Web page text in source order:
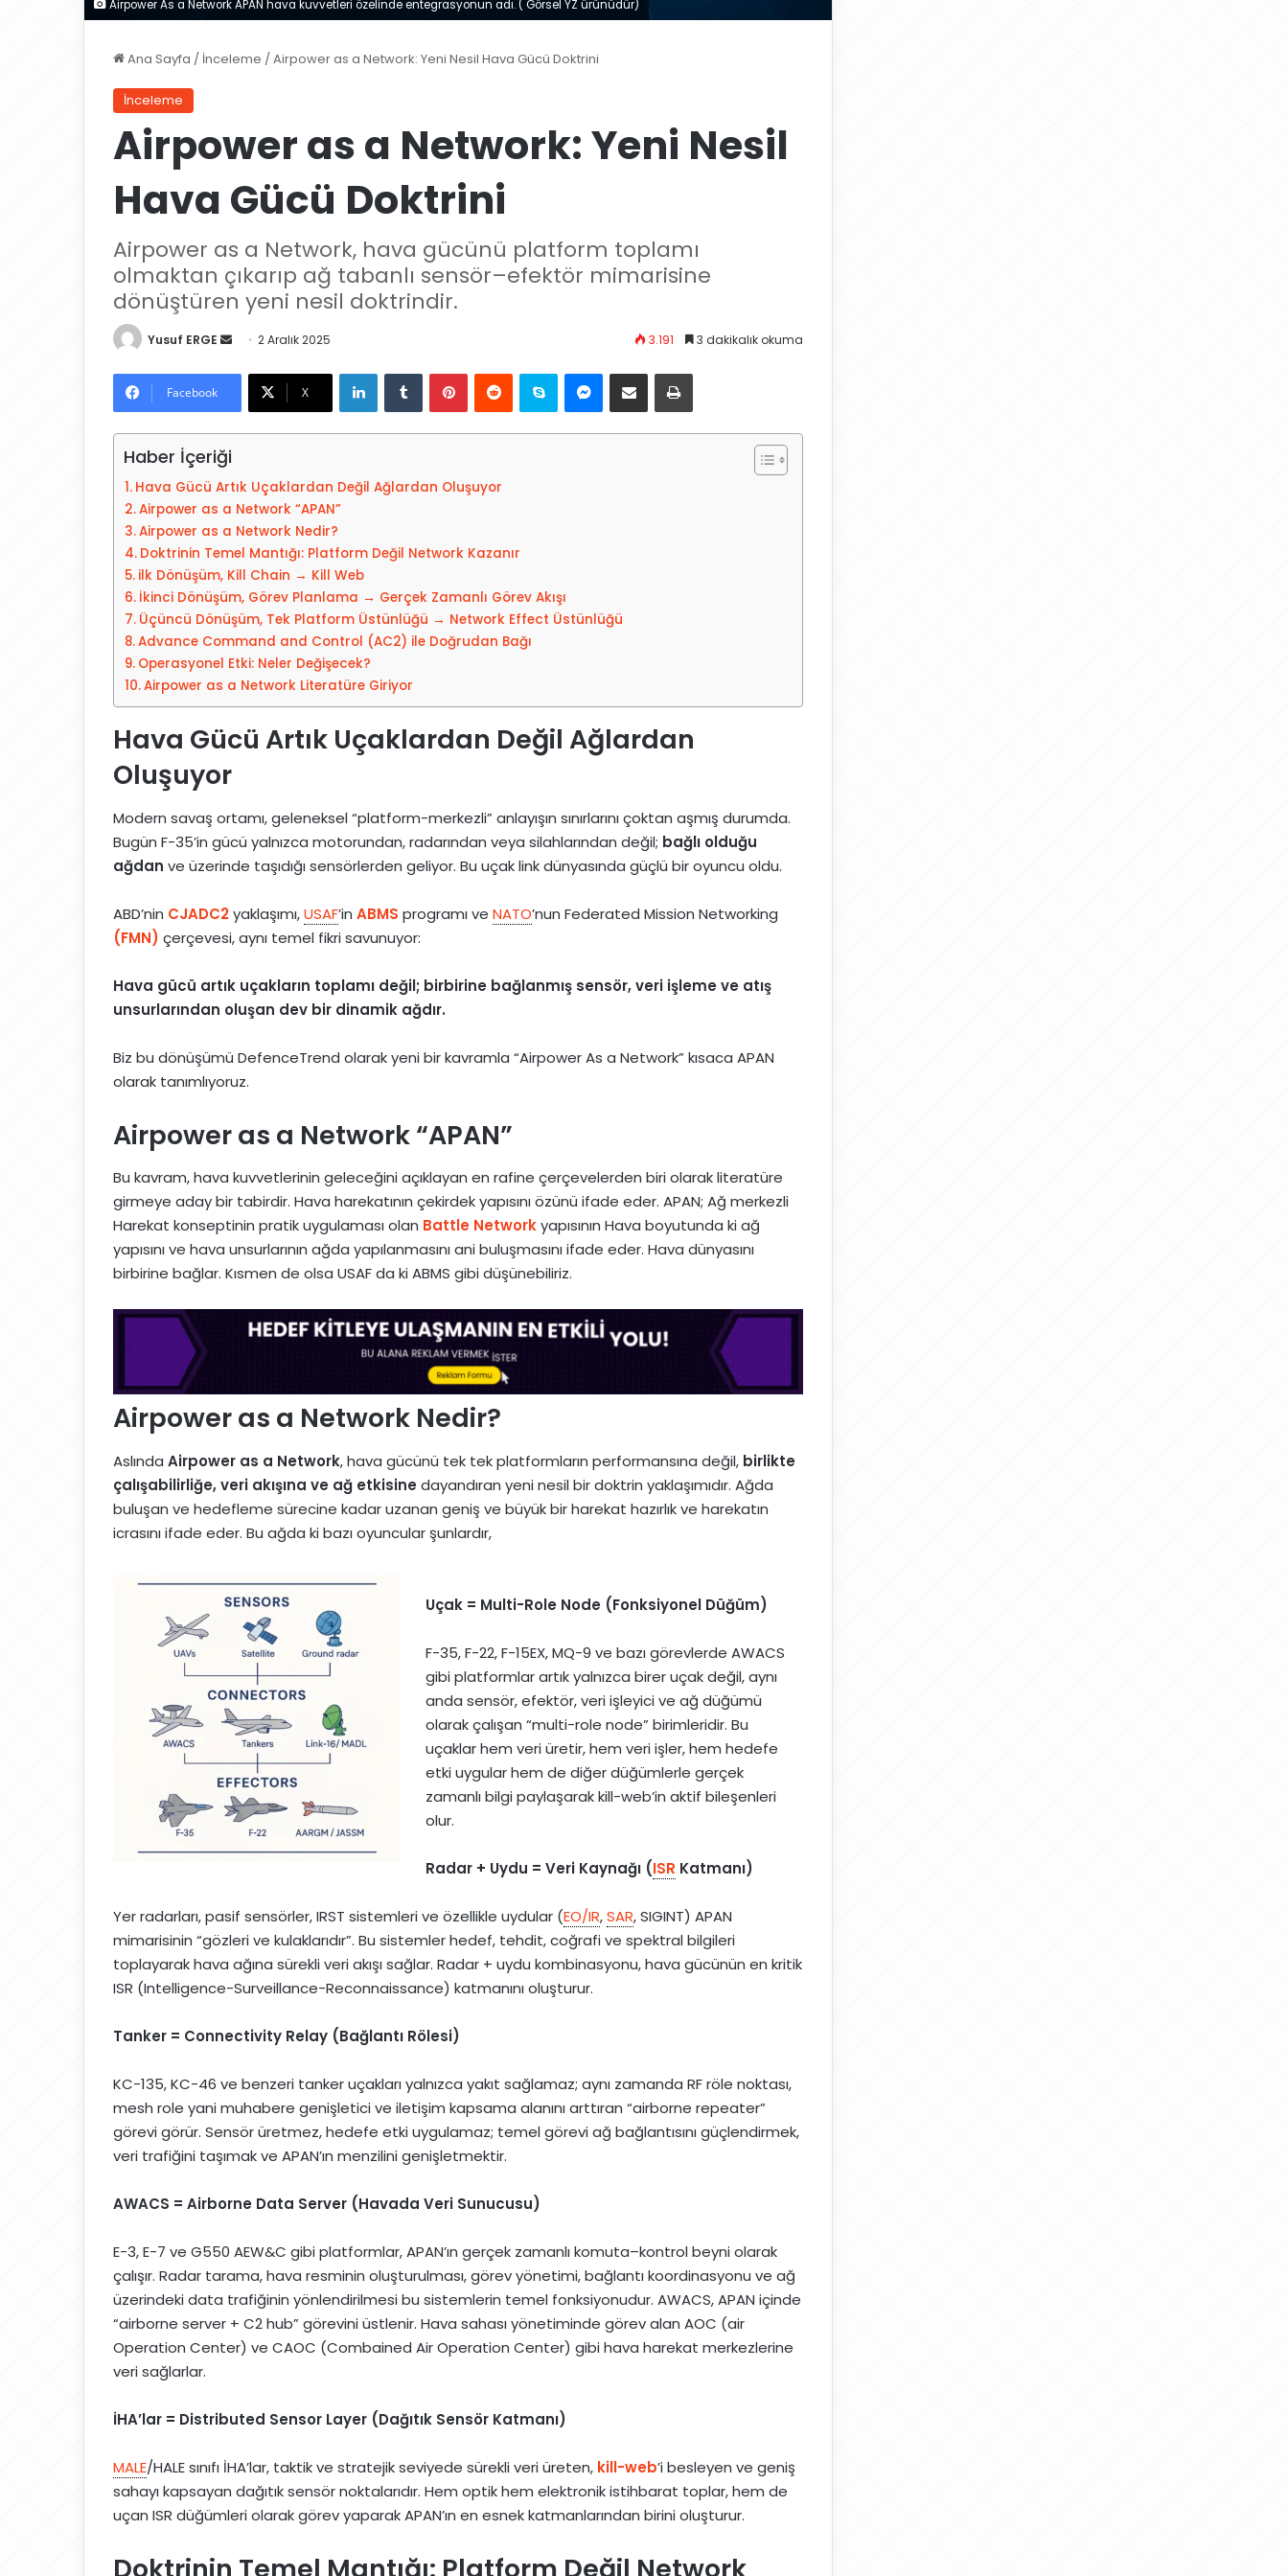
Airpower As a Network APAN hava kuvvetleri özelinde entegrasyonun adı. ( Görsel YZ ürünüdür)
Ana Sayfa / İnceleme / Airpower as a Network: Yeni Nesil Hava Gücü Doktrini
İnceleme
Airpower as a Network: Yeni Nesil
Hava Gücü Doktrini
Airpower as a Network, hava gücünü platform toplamı
olmaktan çıkarıp ağ tabanlı sensör–efektör mimarisine
dönüştüren yeni nesil doktrindir.
Yusuf ERGE
e
-
s
a
g
ö
n
d
e
r
m
e
k
2 Aralık 2025 3.191 3 dakikalık okuma
Facebook X
LinkedIn Skype
Haber İçeriği
Hava Gücü Artık Uçaklardan Değil Ağlardan Oluşuyor
Airpower as a Network “APAN”
Airpower as a Network Nedir?
Doktrinin Temel Mantığı: Platform Değil Network Kazanır
ilk Dönüşüm, Kill Chain → Kill Web
İkinci Dönüşüm, Görev Planlama → Gerçek Zamanlı Görev Akışı
Üçüncü Dönüşüm, Tek Platform Üstünlüğü → Network Effect Üstünlüğü
Advance Command and Control (AC2) ile Doğrudan Bağı
Operasyonel Etki: Neler Değişecek?
Airpower as a Network Literatüre Giriyor
Hava Gücü Artık Uçaklardan Değil Ağlardan
Oluşuyor
Modern savaş ortamı, geleneksel “platform-merkezli” anlayışın sınırlarını çoktan aşmış durumda.
Bugün F-35’in gücü yalnızca motorundan, radarından veya silahlarından değil; bağlı olduğu
ağdan ve üzerinde taşıdığı sensörlerden geliyor. Bu uçak link dünyasında güçlü bir oyuncu oldu.
ABD’nin CJADC2yaklaşımı,USAF’in ABMS programı ve NATO’nun Federated Mission Networking
(FMN) çerçevesi, aynı temel fikri savunuyor:
Hava gücü artık uçakların toplamı değil; birbirine bağlanmış sensör, veri işleme ve atış
unsurlarından oluşan dev bir dinamik ağdır.
Biz bu dönüşümü DefenceTrend olarak yeni bir kavramla “Airpower As a Network” kısaca APAN
olarak tanımlıyoruz.
Airpower as a Network “APAN”
Bu kavram, hava kuvvetlerinin geleceğini açıklayan en rafine çerçevelerden biri olarak literatüre
girmeye aday bir tabirdir. Hava harekatının çekirdek yapısını özünü ifade eder. APAN; Ağ merkezli
Harekat konseptinin pratik uygulaması olan Battle Networkyapısının Hava boyutunda ki ağ
yapısını ve hava unsurlarının ağda yapılanmasını ani buluşmasını ifade eder. Hava dünyasını
birbirine bağlar. Kısmen de olsa USAF da ki ABMS gibi düşünebiliriz.
Airpower as a Network Nedir?
Aslında Airpower as a Network, hava gücünü tek tek platformların performansına değil, birlikte
çalışabilirliğe, veri akışına ve ağ etkisinedayandıran yeni nesil bir doktrin yaklaşımıdır. Ağda
buluşan ve hedefleme sürecine kadar uzanan geniş ve büyük bir harekat hazırlık ve harekatın
icrasını ifade eder. Bu ağda ki bazı oyuncular şunlardır,
Uçak = Multi-Role Node (Fonksiyonel Düğüm)
F-35, F-22, F-15EX, MQ-9 ve bazı görevlerde AWACS
gibi platformlar artık yalnızca birer uçak değil, aynı
anda sensör, efektör, veri işleyici ve ağ düğümü
olarak çalışan “multi-role node” birimleridir. Bu
uçaklar hem veri üretir, hem veri işler, hem hedefe
etki uygular hem de diğer düğümlerle gerçek
zamanlı bilgi paylaşarak kill-web’in aktif bileşenleri
olur.
Radar + Uydu = Veri Kaynağı (ISR Katmanı)
Yer radarları, pasif sensörler, IRST sistemleri ve özellikle uydular (EO/IR,SAR, SIGINT) APAN
mimarisinin “gözleri ve kulaklarıdır”. Bu sistemler hedef, tehdit, coğrafi ve spektral bilgileri
toplayarak hava ağına sürekli veri akışı sağlar. Radar + uydu kombinasyonu, hava gücünün en kritik
ISR (Intelligence-Surveillance-Reconnaissance) katmanını oluşturur.
Tanker = Connectivity Relay (Bağlantı Rölesi)
KC-135, KC-46 ve benzeri tanker uçakları yalnızca yakıt sağlamaz; aynı zamanda RF röle noktası,
mesh role yani muhabere genişletici ve iletişim kapsama alanını arttıran “airborne repeater”
görevi görür. Sensör üretmez, hedefe etki uygulamaz; temel görevi ağ bağlantısını güçlendirmek,
veri trafiğini taşımak ve APAN’ın menzilini genişletmektir.
AWACS = Airborne Data Server (Havada Veri Sunucusu)
E-3, E-7 ve G550 AEW&C gibi platformlar, APAN’ın gerçek zamanlı komuta–kontrol beyni olarak
çalışır. Radar tarama, hava resminin oluşturulması, görev yönetimi, bağlantı koordinasyonu ve ağ
üzerindeki data trafiğinin yönlendirilmesi bu sistemlerin temel fonksiyonudur. AWACS, APAN içinde
“airborne server + C2 hub” görevini üstlenir. Hava sahası yönetiminde görev alan AOC (air
Operation Center) ve CAOC (Combained Air Operation Center) gibi hava harekat merkezlerine
veri sağlarlar.
İHA’lar = Distributed Sensor Layer (Dağıtık Sensör Katmanı)
MALE/HALE sınıfı İHA’lar, taktik ve stratejik seviyede sürekli veri üreten, kill-web’i besleyen ve geniş
sahayı kapsayan dağıtık sensör noktalarıdır. Hem optik hem elektronik istihbarat toplar, hem de
uçan ISR düğümleri olarak görev yaparak APAN’ın en esnek katmanlarından birini oluşturur.
Doktrinin Temel Mantığı: Platform Değil Network